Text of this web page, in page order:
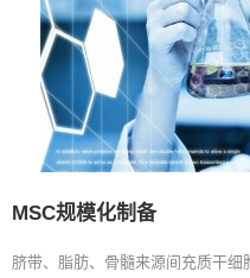
MSC规模化制备
脐带、脂肪、骨髓来源间充质干